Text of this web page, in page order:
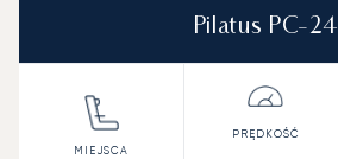
Pilatus PC-24